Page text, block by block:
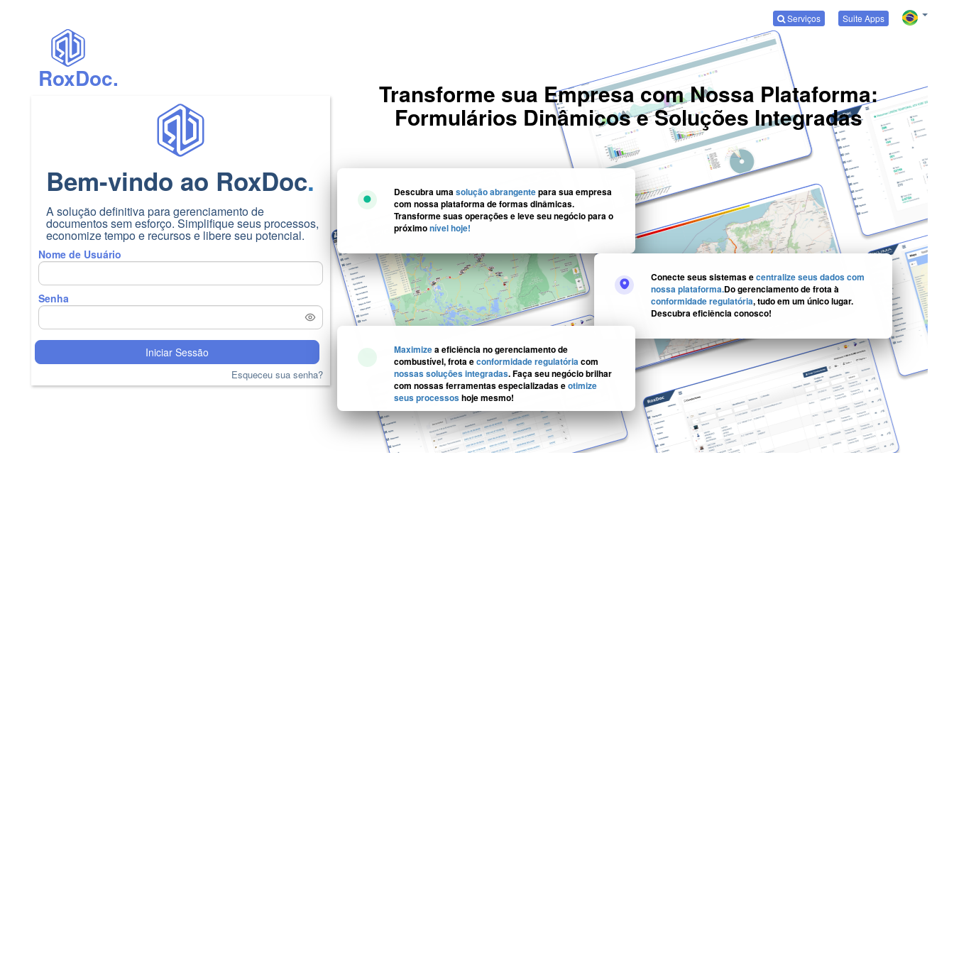
Serviços Suite Apps
RoxDoc.
Bem-vindo ao RoxDoc.
A solução definitiva para gerenciamento de
documentos sem esforço. Simplifique seus processos,
economize tempo e recursos e libere seu potencial.
Nome de Usuário
Senha
Iniciar Sessão
Esqueceu sua senha?
Transforme sua Empresa com Nossa Plataforma:
Formulários Dinâmicos e Soluções Integradas
Descubra umasolução abrangentepara sua empresa
com nossa plataforma de formas dinâmicas.
Transforme suas operações e leve seu negócio para o
próximonível hoje!
Conecte seus sistemas ecentralize seus dados com
nossa plataforma.Do gerenciamento de frota à
conformidade regulatória, tudo em um único lugar.
Descubra eficiência conosco!
Maximizea eficiência no gerenciamento de
combustível, frota econformidade regulatóriacom
nossas soluções integradas. Faça seu negócio brilhar
com nossas ferramentas especializadas e
seus processoshoje mesmo!